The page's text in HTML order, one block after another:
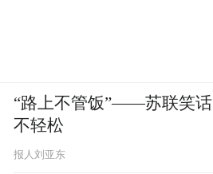
“路上不管饭”——苏联笑话
不轻松
报人刘亚东